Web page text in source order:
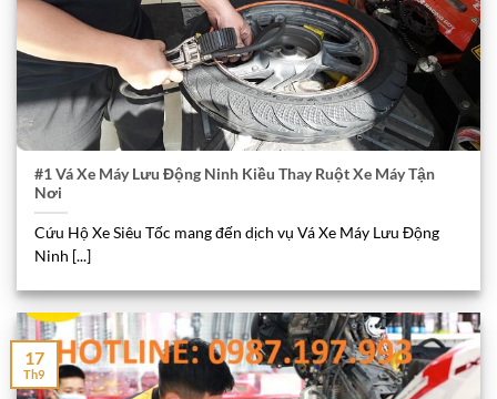
#1 Vá Xe Máy Lưu Động Ninh Kiều Thay Ruột Xe Máy Tận
Nơi
Cứu Hộ Xe Siêu Tốc mang đến dịch vụ Vá Xe Máy Lưu Động
Ninh [...]
17
Th9